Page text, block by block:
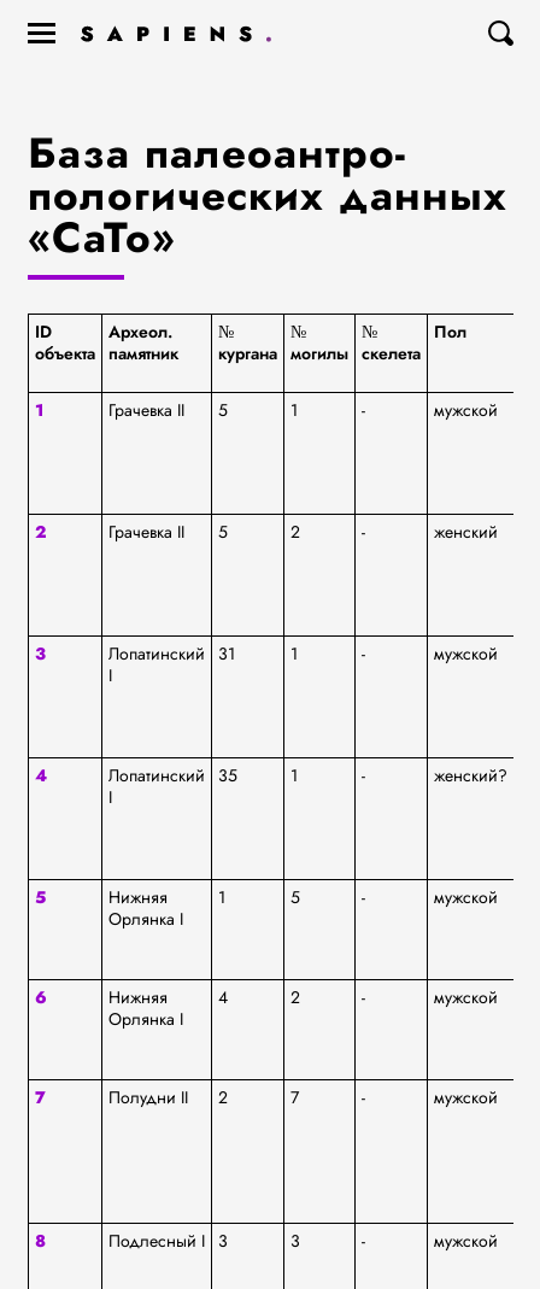
База палеоантро­
пологических данных
«СаТо»
ID
объекта
Археол.
памятник
№
кургана
№
могилы
№
скелета
Пол
1 Грачевка II 5 1 - мужской
2 Грачевка II 5 2 - женский
3
Лопатинский
I
31 1 - мужской
4
Лопатинский
I
35 1 - женский?
5
Нижняя
Орлянка I
1 5 - мужской
6
Нижняя
Орлянка I
4 2 - мужской
7 Полудни II 2 7 - мужской
8 Подлесный I 3 3 - мужской